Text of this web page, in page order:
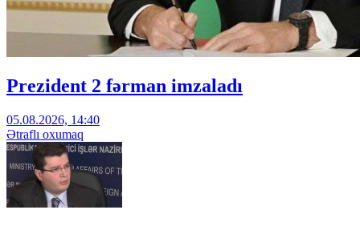
Prezident 2 fərman imzaladı
05.08.2026, 14:40
Ətraflı oxumaq